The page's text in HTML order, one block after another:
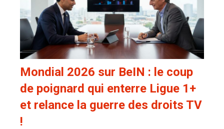
Mondial 2026 sur BeIN : le coup
de poignard qui enterre Ligue 1+
et relance la guerre des droits TV
!